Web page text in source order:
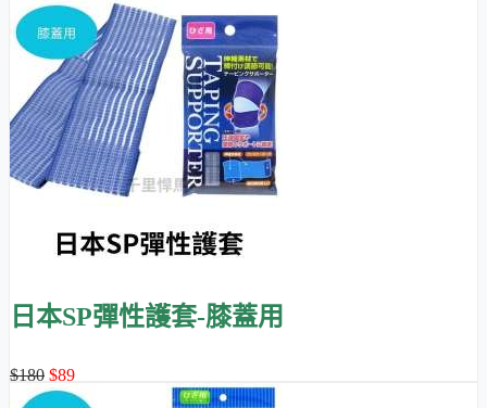
日本SP彈性護套-膝蓋用
$180 $89